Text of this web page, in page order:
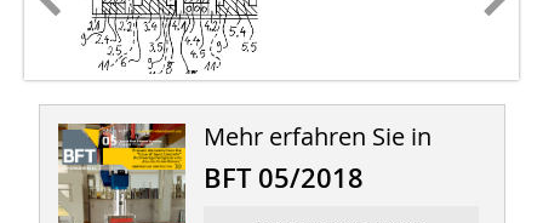
Mehr erfahren Sie in
BFT 05/2018